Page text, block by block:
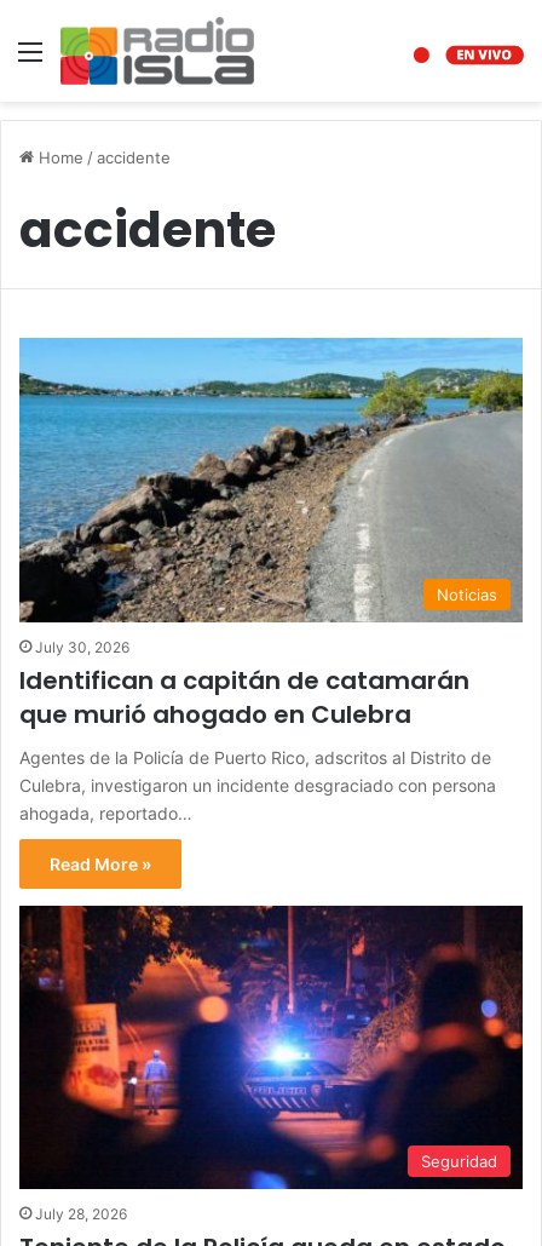
Menu
Home /accidente
accidente
Noticias
July 30, 2026
Identifican a capitán de catamarán
que murió ahogado en Culebra
Agentes de la Policía de Puerto Rico, adscritos al Distrito de
Culebra, investigaron un incidente desgraciado con persona
ahogada, reportado…
Read More »
Seguridad
July 28, 2026